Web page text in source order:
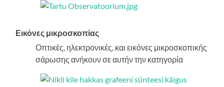
Εικόνες μικροσκοπίας
Οπτικές, ηλεκτρονικές, και εικόνες μικροσκοπικής
σάρωσης ανήκουν σε αυτήν την κατηγορία